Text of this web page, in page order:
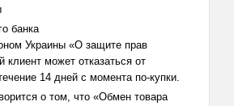
банка
Украины «О защите прав
клиент может отказаться от
14 дней с момента по-купки.
о том, что «Обмен товара